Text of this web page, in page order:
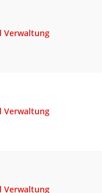
Verwaltung
Verwaltung
Verwaltung